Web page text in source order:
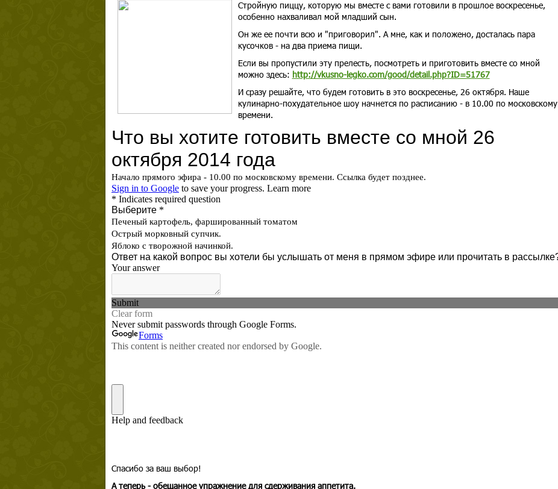
Стройную пиццу, которую мы вместе с вами готовили в прошлое воскресенье,
особенно нахваливал мой младший сын.
Он же ее почти всю и "приговорил". А мне, как и положено, досталась пара
кусочков - на два приема пищи.
Если вы пропустили эту прелесть, посмотреть и приготовить вместе со мной
можно здесь: http://vkusno-legko.com/good/detail.php?ID=51767
И сразу решайте, что будем готовить в это воскресенье, 26 октября. Наше
кулинарно-похудательное шоу начнется по расписанию - в 10.00 по московскому
времени.
Спасибо за ваш выбор!
А теперь - обещанное упражнение для сдерживания аппетита.